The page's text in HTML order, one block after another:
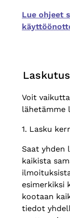
Lue ohjeet
Voit
lähetämme
1. Lasku
Saat yhden
kaikista
esimerkiksi
kootaan
tiedot